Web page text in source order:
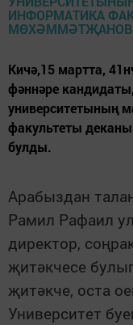
Кичә,15 мартта,
фәннәре
университетының
факультеты
булды.
Арабыздан
Рамил Рафаил
директор,
җитәкчесе
җитәкче, оста
Университет